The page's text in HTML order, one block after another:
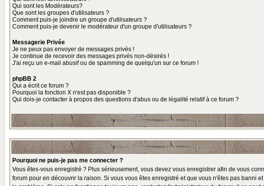
Qui sont les Modérateurs?
Que sont les groupes d'utilisateurs ?
Comment puis-je joindre un groupe d'utilisateurs ?
Comment puis-je devenir le modérateur d'un groupe d'utilisateurs ?
Messagerie Privée
Je ne peux pas envoyer de messages privés !
Je continue de recevoir des messages privés non-désirés !
J'ai reçu un e-mail abusif ou de spamming de quelqu'un sur ce forum !
phpBB 2
Qui a écrit ce forum ?
Pourquoi la fonction X n'est pas disponible ?
Qui dois-je contacter à propos des questions d'abus ou de légalité relatif à ce forum ?
Pourquoi ne puis-je pas me connecter ?
Vous êtes-vous enregistré ? Plus sérieusement, vous devez vous enregistrer afin de vous
forum pour en découvrir la raison. Si vous vous êtes enregistré et que vous n'êtes pas banni